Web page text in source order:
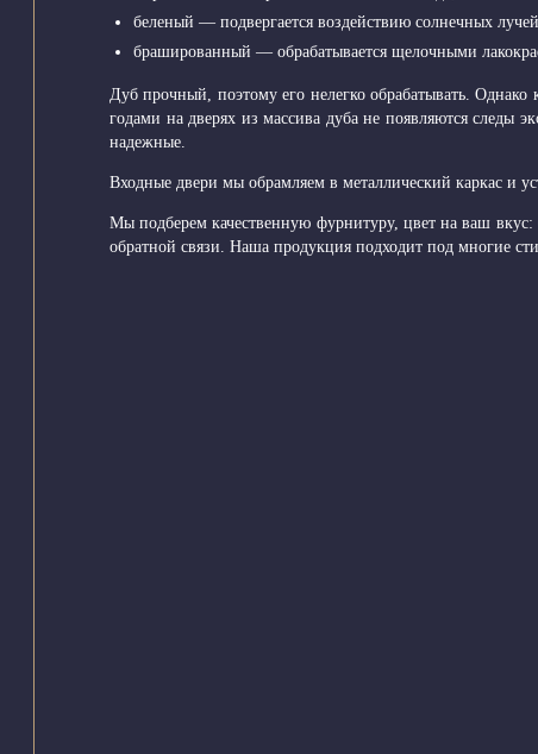
беленый — подвергается воздействию солнечных
брашированный — обрабатывается щелочными
Дуб прочный, поэтому его нелегко обрабатывать. Однако
годами на дверях из массива дуба не появляются следы
надежные.
Входные двери мы обрамляем в металлический каркас и
Мы подберем качественную фурнитуру, цвет на ваш
обратной связи. Наша продукция подходит под многие